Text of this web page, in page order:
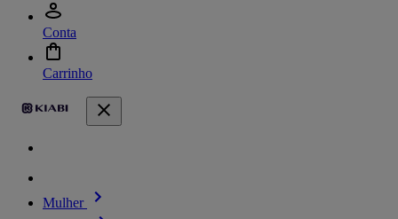
Conta
Carrinho
Mulher